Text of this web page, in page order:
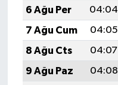
6 Ağu Per
04:04
7 Ağu Cum
04:05
8 Ağu Cts
04:07
9 Ağu Paz
04:08